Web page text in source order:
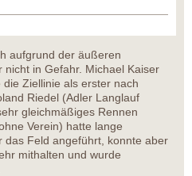
aufgrund der äußeren
in Gefahr. Michael Kaiser
Ziellinie als erster nach
Riedel (Adler Langlauf
gleichmäßiges Rennen
Verein) hatte lange
das Feld angeführt, konnte aber
mithalten und wurde